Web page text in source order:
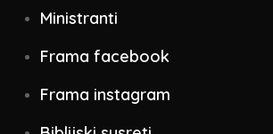
Ministranti
Frama facebook
Frama instagram